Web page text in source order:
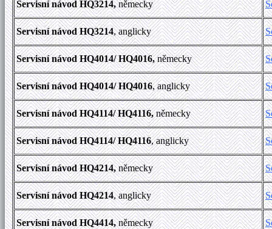
Servisní návod HQ3214,německy
Servisní návod HQ3214, anglicky
Servisní návod HQ4014/ HQ4016,německy
Servisní návod HQ4014/ HQ4016, anglicky
Servisní návod HQ4114/ HQ4116,německy
Servisní návod HQ4114/ HQ4116, anglicky
Servisní návod HQ4214,německy
Servisní návod HQ4214, anglicky
Servisní návod HQ4414,německy